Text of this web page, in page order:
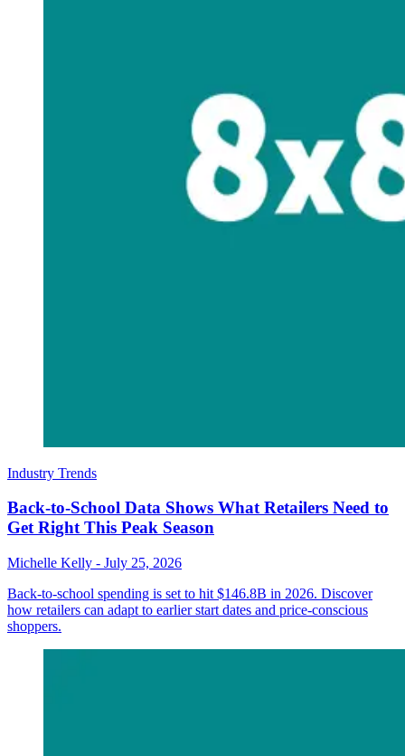
Industry Trends
Back-to-School Data Shows What Retailers Need to
Get Right This Peak Season
Michelle Kelly - July 25, 2026
Back-to-school spending is set to hit $146.8B in 2026. Discover
how retailers can adapt to earlier start dates and price-conscious
shoppers.